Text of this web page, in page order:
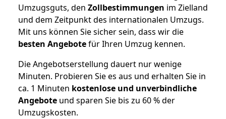
Umzugsguts, den Zollbestimmungen im Zielland
und dem Zeitpunkt des internationalen Umzugs.
Mit uns können Sie sicher sein, dass wir die
besten Angebotefür Ihren Umzug kennen.
Die Angebotserstellung dauert nur wenige
Minuten. Probieren Sie es aus und erhalten Sie in
ca. 1 Minuten kostenlose und unverbindliche
Angebote und sparen Sie bis zu 60 % der
Umzugskosten.